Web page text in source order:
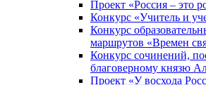
Проект «Россия – это
Конкурс «Учитель и
Конкурс
маршрутов «Времен
Конкурс сочинений,
благоверному князю
Проект «У восхода